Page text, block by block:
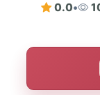
0.0•